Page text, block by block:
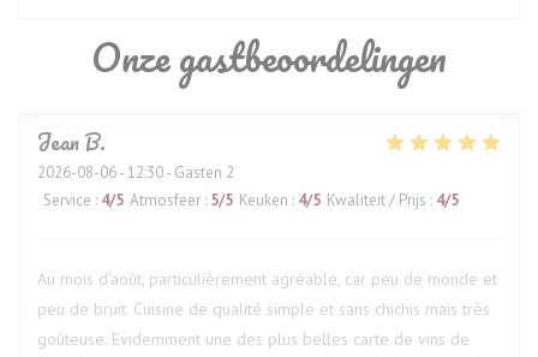
Onze gastbeoordelingen
JeanB
2026-08-06- 12:30 - Gasten 2
Service : 4/5 Atmosfeer : 5/5 Keuken : 4/5 Kwaliteit / Prijs : 4/5
Au mois d'août, particulièrement agréable, car peu de monde et
peu de bruit. Cuisine de qualité simple et sans chichis mais très
goûteuse. Evidemment une des plus belles carte de vins de